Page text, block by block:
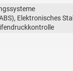
Elektronisches